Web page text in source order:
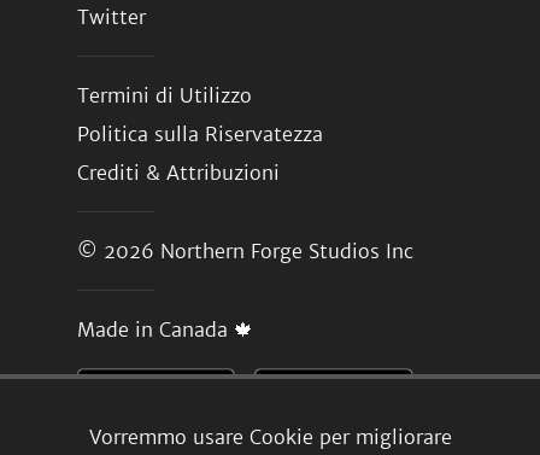
Vorremmo usare Cookie per migliorare
Twitter
Termini di Utilizzo
Politica sulla Riservatezza
Crediti & Attribuzioni
© 2026 Northern Forge Studios Inc
Made in Canada 🍁